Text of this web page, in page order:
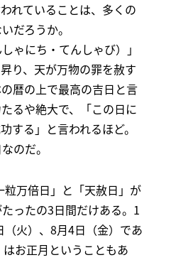
れていることは、多くの
だろうか。
ゃにち・てんしゃび）」
り、天が万物の罪を赦す
暦の上で最高の吉日と言
るや絶大で、「この日に
する」と言われるほど。
のだ。
万倍日」と「天赦日」が
ったの3日間だけある。1
火）、8月4日（金）であ
お正月ということもあ